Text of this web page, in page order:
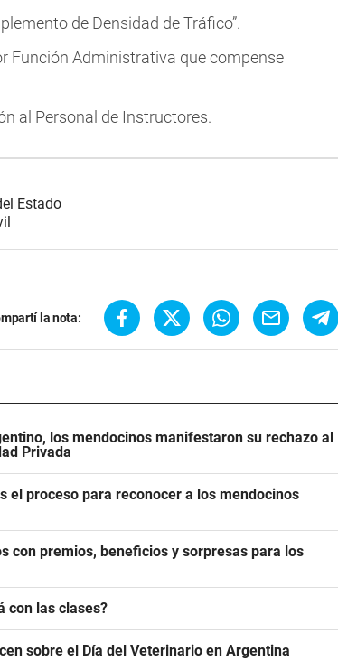
de Densidad de Tráfico”.
Función Administrativa que compense
al Personal de Instructores.
Estado
la nota:
los mendocinos manifestaron su rechazo al
Privada
el proceso para reconocer a los mendocinos
con premios, beneficios y sorpresas para los
con las clases?
sobre el Día del Veterinario en Argentina